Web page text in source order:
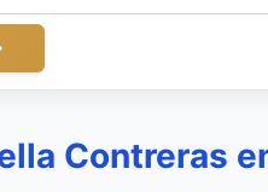
Contreras